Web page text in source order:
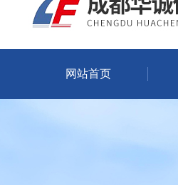
网站首页